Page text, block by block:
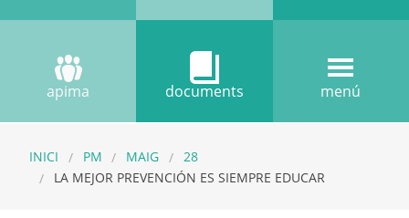
apima documents menú
INICI PM MAIG
28
LA MEJOR PREVENCIÓN ES SIEMPRE EDUCAR